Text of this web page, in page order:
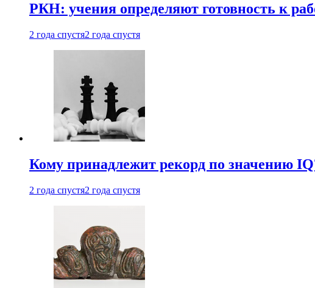
РКН: учения определяют готовность к
2 года спустя2 года спустя
Кому принадлежит рекорд по значению
2 года спустя2 года спустя